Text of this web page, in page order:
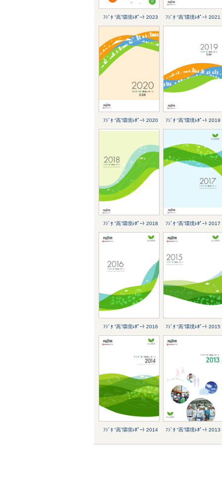
ﾌｼﾞﾀ “高”環境ﾚﾎﾟｰﾄ 2023 ﾌｼﾞﾀ “高”環境ﾚﾎﾟｰﾄ 2021
ﾌｼﾞﾀ “高”環境ﾚﾎﾟｰﾄ 2020 ﾌｼﾞﾀ “高”環境ﾚﾎﾟｰﾄ 2019
ﾌｼﾞﾀ “高”環境ﾚﾎﾟｰﾄ 2018 ﾌｼﾞﾀ “高”環境ﾚﾎﾟｰﾄ 2017
ﾌｼﾞﾀ “高”環境ﾚﾎﾟｰﾄ 2016 ﾌｼﾞﾀ “高”環境ﾚﾎﾟｰﾄ 2015
ﾌｼﾞﾀ “高”環境ﾚﾎﾟｰﾄ 2014 ﾌｼﾞﾀ “高”環境ﾚﾎﾟｰﾄ 2013